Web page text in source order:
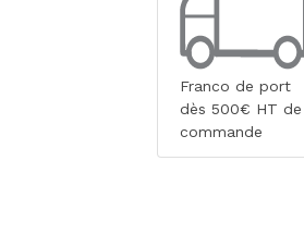
Franco de port
dès 500€ HT de
commande